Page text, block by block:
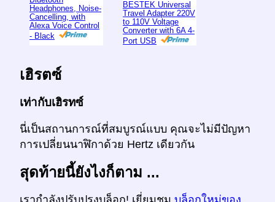
Headphones, Noise-
Cancelling, with
Alexa Voice Control
- Black
BESTEK Universal
Travel Adapter 220V
to 110V Voltage
Converter with 6A 4-
Port USB
เฮิรตซ์
เท่ากับเฮิรทซ์
นี่เป็นสถานการณ์ที่สมบูรณ์แบบ คุณจะไม่มีปัญหา
การเปลี่ยนนาฬิกาด้วย Hertz เดียวกัน
สุดท้ายนี้ยังไงก็ตาม ...
เรากำลังปรับปรุงบล็อก! เยี่ยมชม บล็อกใหม่ของ